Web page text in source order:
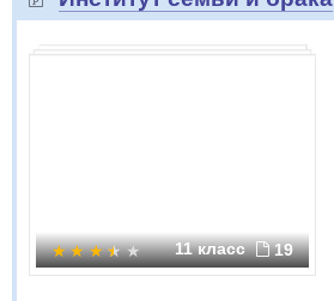
11 класс 19